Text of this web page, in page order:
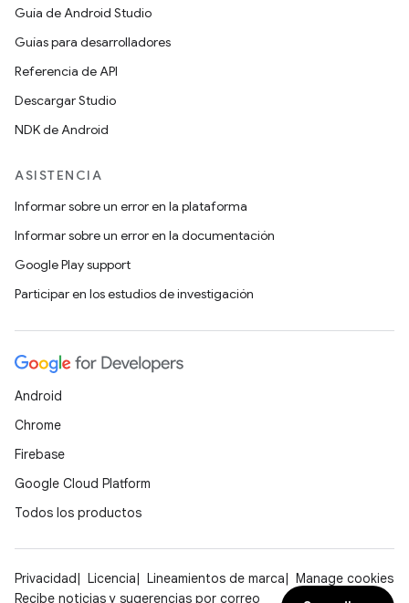
Guía de Android Studio
Guías para desarrolladores
Referencia de API
Descargar Studio
NDK de Android
ASISTENCIA
Informar sobre un error en la plataforma
Informar sobre un error en la documentación
Google Play support
Participar en los estudios de investigación
Android
Chrome
Firebase
Google Cloud Platform
Todos los productos
Privacidad Licencia Lineamientos de marca
Manage cookies
Recibe noticias y sugerencias por correo